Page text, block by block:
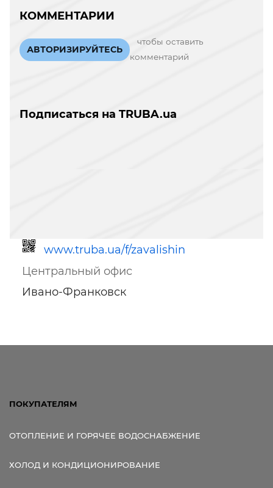
КОММЕНТАРИИ
АВТОРИЗИРУЙТЕСЬ
чтобы оставить
комментарий
Подписаться на TRUBA.ua
www.truba.ua/f/zavalishin
Центральный офис
Ивано-Франковск
ПОКУПАТЕЛЯМ
ОТОПЛЕНИЕ И ГОРЯЧЕЕ ВОДОСНАБЖЕНИЕ
ХОЛОД И КОНДИЦИОНИРОВАНИЕ